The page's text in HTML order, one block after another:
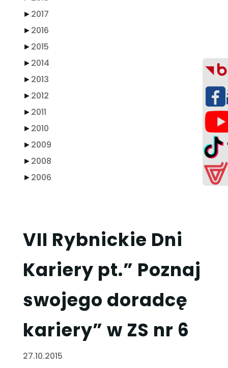
►2017
►2016
►2015
►2014
►2013
►2012
►2011
►2010
►2009
►2008
►2006
VII Rybnickie Dni
Kariery pt.” Poznaj
swojego doradcę
kariery” w ZS nr 6
27.10.2015